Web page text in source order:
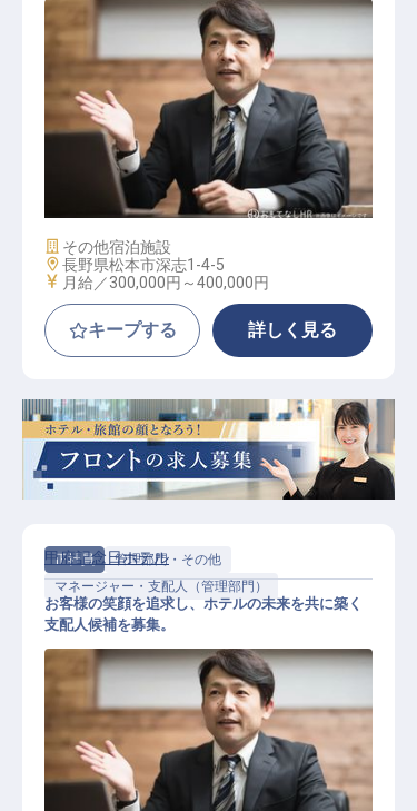
【たびのホテルlit松本】マネージャ
施設業態
その他宿泊施設
勤務地
長野県松本市深志1-4-5
給与
月給／300,000円～400,000円
キープする 詳しく見る
正社員
管理部門・その他
マネージャー・支配人（管理部門）
甲府記念日ホテル
お客様の笑顔を追求し、ホテルの未来を共に築く
支配人候補を募集。